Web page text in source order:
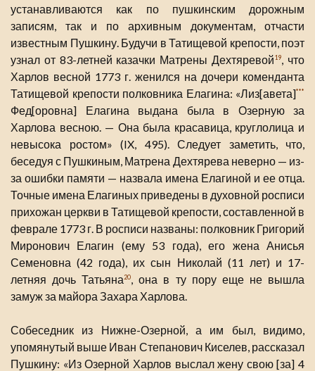
устанавливаются как по пушкинским дорожным
записям, так и по архивным документам, отчасти
известным Пушкину. Будучи в Татищевой крепости, поэт
узнал от 83-летней казачки Матрены Дехтяревой19
, что
Харлов весной 1773 г. женился на дочери коменданта
Татищевой крепости полковника Елагина: «Лиз[авета]***
Фед[оровна] Елагина выдана была в Озерную за
Харлова весною. — Она была красавица, круглолица и
невысока ростом» (IX, 495). Следует заметить, что,
беседуя с Пушкиным, Матрена Дехтярева неверно — из-
за ошибки памяти — назвала имена Елагиной и ее отца.
Точные имена Елагиных приведены в духовной росписи
прихожан церкви в Татищевой крепости, составленной в
феврале 1773 г. В росписи названы: полковник Григорий
Миронович Елагин (ему 53 года), его жена Анисья
Семеновна (42 года), их сын Николай (11 лет) и 17-
летняя дочь Татьяна20
, она в ту пору еще не вышла
замуж за майора Захара Харлова.
Собеседник из Нижне-Озерной, а им был, видимо,
упомянутый выше Иван Степанович Киселев, рассказал
Пушкину: «Из Озерной Харлов выслал жену свою [за] 4